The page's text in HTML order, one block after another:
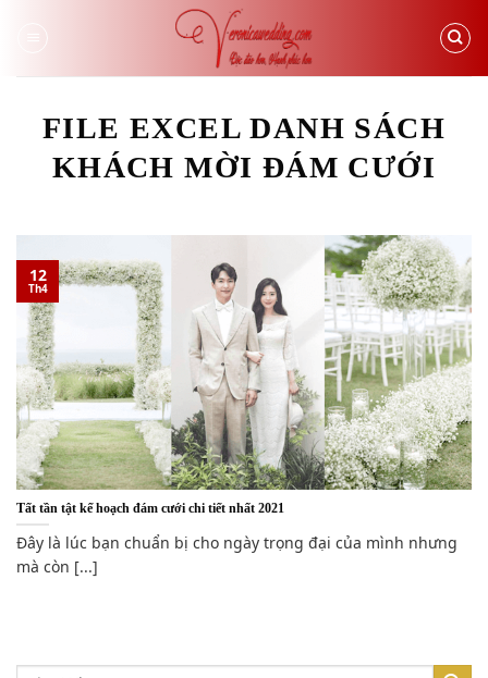
FILE EXCEL DANH SÁCH
KHÁCH MỜI ĐÁM CƯỚI
Tất tần tật kế hoạch đám cưới chi tiết nhất 2021
Đây là lúc bạn chuẩn bị cho ngày trọng đại của mình nhưng
mà còn [...]
12
Th4